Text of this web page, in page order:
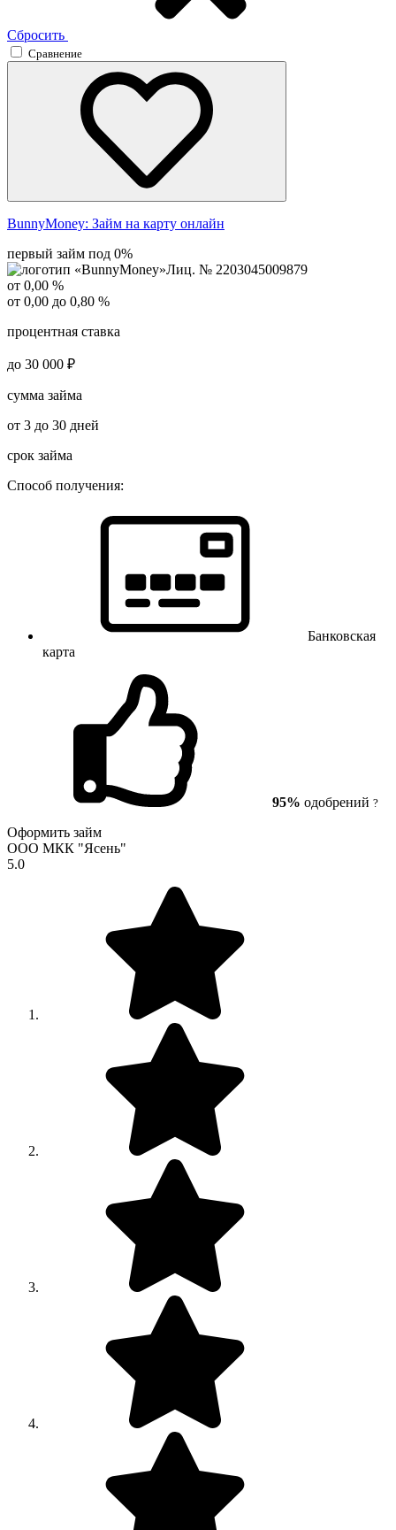
Сбросить
Сравнение
BunnyMoney: Займ на карту онлайн
первый займ под 0%
Лиц. № 2203045009879
от 0,00 %
от 0,00 до 0,80 %
процентная ставка
до 30 000 ₽
сумма займа
от 3 до 30 дней
срок займа
Способ получения:
Банковская
карта
95% одобрений ?
Оформить займ
ООО МКК "Ясень"
5.0